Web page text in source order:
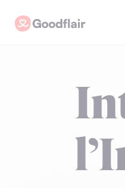
content
Goodflair